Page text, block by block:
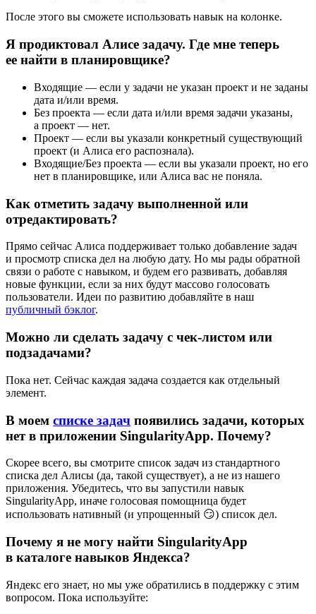
После этого вы сможете использовать навык на колонке.
Я продиктовал Алисе задачу. Где мне теперь
ее найти в планировщике?
Входящие — если у задачи не указан проект и не заданы
дата и/или время.
Без проекта — если дата и/или время задачи указаны,
а проект — нет.
Проект — если вы указали конкретный существующий
проект (и Алиса его распознала).
Входящие/Без проекта — если вы указали проект, но его
нет в планировщике, или Алиса вас не поняла.
Как отметить задачу выполненной или
отредактировать?
Прямо сейчас Алиса поддерживает только добавление задач
и просмотр списка дел на любую дату. Но мы рады обратной
связи о работе с навыком, и будем его развивать, добавляя
новые функции, если за них будут массово голосовать
пользователи. Идеи по развитию добавляйте в наш
публичный бэклог.
Можно ли сделать задачу с чек-листом или
подзадачами?
Пока нет. Сейчас каждая задача создается как отдельный
элемент.
В моем списке задач появились задачи, которых
нет в приложении SingularityApp. Почему?
Скорее всего, вы смотрите список задач из стандартного
списка дел Алисы (да, такой существует), а не из нашего
приложения. Убедитесь, что вы запустили навык
SingularityApp, иначе голосовая помощница будет
использовать нативный (и упрощенный 😏) список дел.
Почему я не могу найти SingularityApp
в каталоге навыков Яндекса?
Яндекс его знает, но мы уже обратились в поддержку с этим
вопросом. Пока используйте: